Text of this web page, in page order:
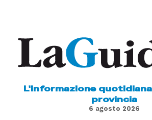
L'informazione
provincia
6 agosto 2026